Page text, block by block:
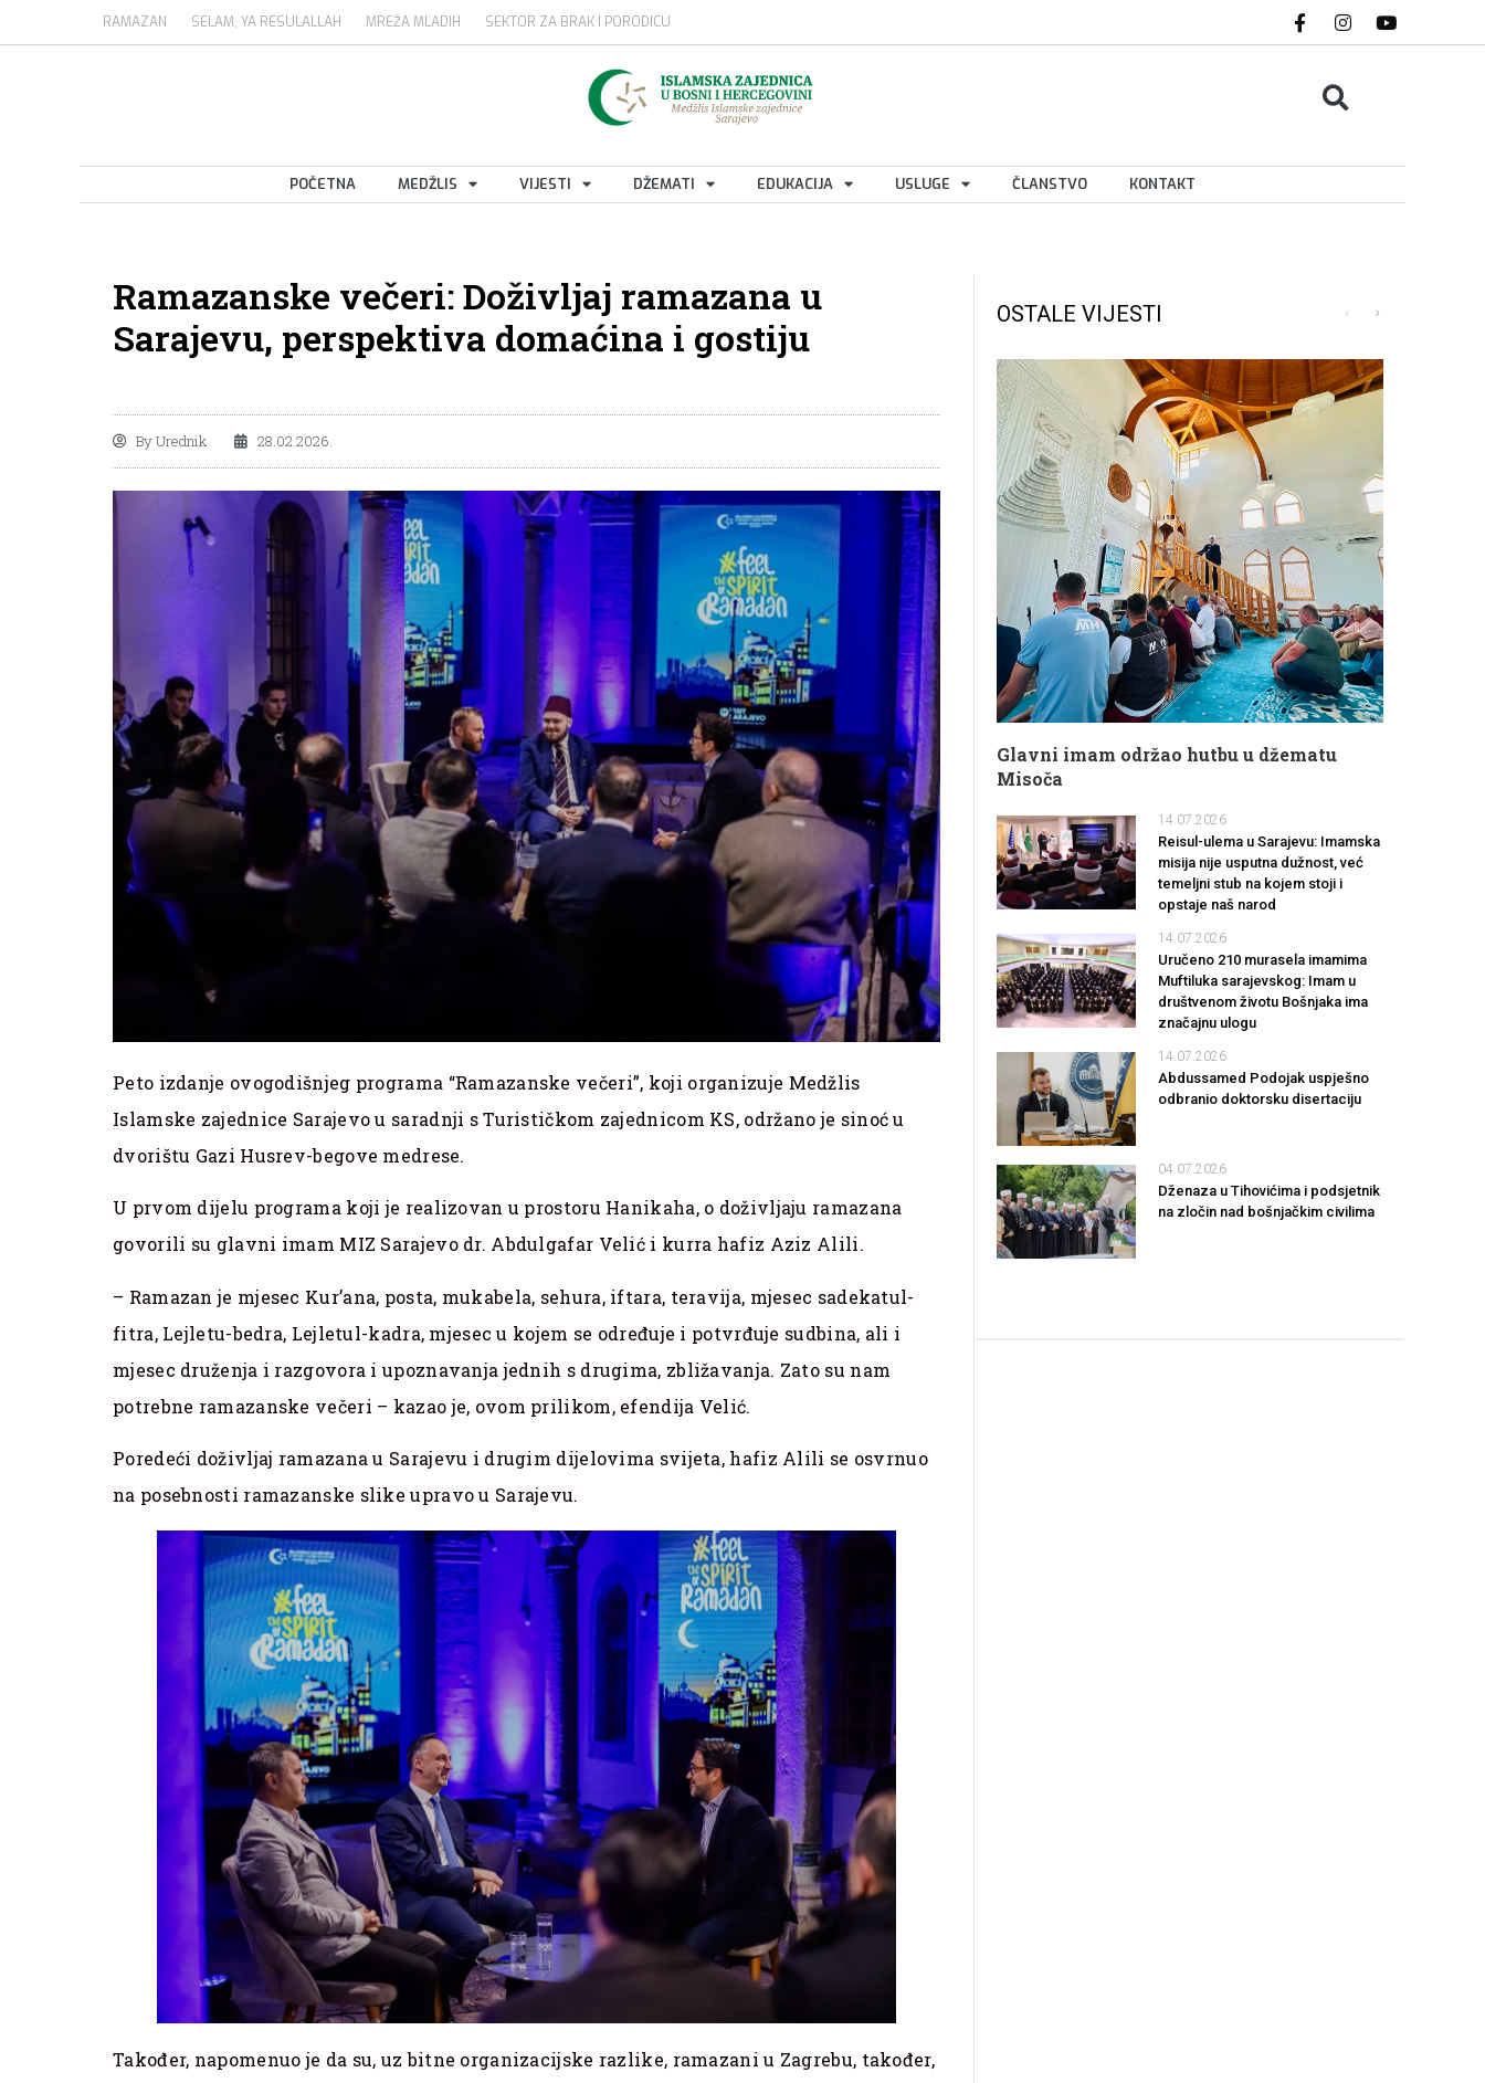
RAMAZAN SELAM, YA RESULALLAH MREŽA MLADIH SEKTOR ZA BRAK I PORODICU
POČETNA MEDŽLIS VIJESTI DŽEMATI EDUKACIJA USLUGE ČLANSTVO KONTAKT
Ramazanske večeri: Doživljaj ramazana u
Sarajevu, perspektiva domaćina i gostiju
ByUrednik 28.02.2026.
Peto izdanje ovogodišnjeg programa “Ramazanske večeri”, koji organizuje Medžlis
Islamske zajednice Sarajevo u saradnji s Turističkom zajednicom KS, održano je sinoć u
dvorištu Gazi Husrev-begove medrese.
U prvom dijelu programa koji je realizovan u prostoru Hanikaha, o doživljaju ramazana
govorili su glavni imam MIZ Sarajevo dr. Abdulgafar Velić i kurra hafiz Aziz Alili.
– Ramazan je mjesec Kur’ana, posta, mukabela, sehura, iftara, teravija, mjesec sadekatul-
fitra, Lejletu-bedra, Lejletul-kadra, mjesec u kojem se određuje i potvrđuje sudbina, ali i
mjesec druženja i razgovora i upoznavanja jednih s drugima, zbližavanja. Zato su nam
potrebne ramazanske večeri – kazao je, ovom prilikom, efendija Velić.
Poredeći doživljaj ramazana u Sarajevu i drugim dijelovima svijeta, hafiz Alili se osvrnuo
na posebnosti ramazanske slike upravo u Sarajevu.
Također, napomenuo je da su, uz bitne organizacijske razlike, ramazani u Zagrebu, također,
OSTALE VIJESTI
Glavni imam održao hutbu u džematu
Misoča
14.07.2026
Reisul-ulema u Sarajevu: Imamska
misija nije usputna dužnost, već
temeljni stub na kojem stoji i
opstaje naš narod
14.07.2026
Uručeno 210 murasela imamima
Muftiluka sarajevskog: Imam u
društvenom životu Bošnjaka ima
značajnu ulogu
14.07.2026
Abdussamed Podojak uspješno
odbranio doktorsku disertaciju
04.07.2026
Dženaza u Tihovićima i podsjetnik
na zločin nad bošnjačkim civilima